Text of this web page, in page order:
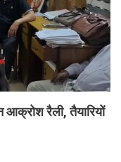
आक्रोश रैली, तैयारियों